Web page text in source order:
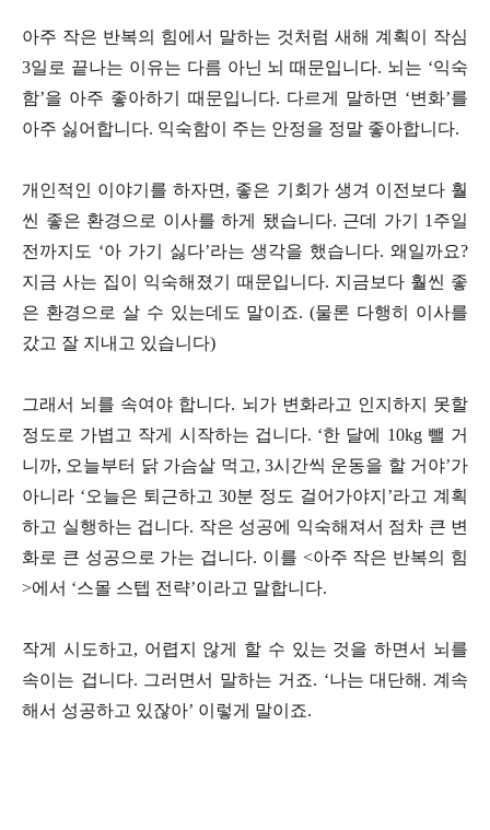
아주 작은 반복의 힘에서 말하는 것처럼 새해 계획이 작심
3일로 끝나는 이유는 다름 아닌 뇌 때문입니다. 뇌는 ‘익숙
함’을 아주 좋아하기 때문입니다. 다르게 말하면 ‘변화’를
아주 싫어합니다. 익숙함이 주는 안정을 정말 좋아합니다.
개인적인 이야기를 하자면, 좋은 기회가 생겨 이전보다 훨
씬 좋은 환경으로 이사를 하게 됐습니다. 근데 가기 1주일
전까지도 ‘아 가기 싫다’라는 생각을 했습니다. 왜일까요?
지금 사는 집이 익숙해졌기 때문입니다. 지금보다 훨씬 좋
은 환경으로 살 수 있는데도 말이죠. (물론 다행히 이사를
갔고 잘 지내고 있습니다)
그래서 뇌를 속여야 합니다. 뇌가 변화라고 인지하지 못할
정도로 가볍고 작게 시작하는 겁니다. ‘한 달에 10kg 뺄 거
니까, 오늘부터 닭 가슴살 먹고, 3시간씩 운동을 할 거야’가
아니라 ‘오늘은 퇴근하고 30분 정도 걸어가야지’라고 계획
하고 실행하는 겁니다. 작은 성공에 익숙해져서 점차 큰 변
화로 큰 성공으로 가는 겁니다. 이를 <아주 작은 반복의 힘
>에서 ‘스몰 스텝 전략’이라고 말합니다.
작게 시도하고, 어렵지 않게 할 수 있는 것을 하면서 뇌를
속이는 겁니다. 그러면서 말하는 거죠. ‘나는 대단해. 계속
해서 성공하고 있잖아’ 이렇게 말이죠.